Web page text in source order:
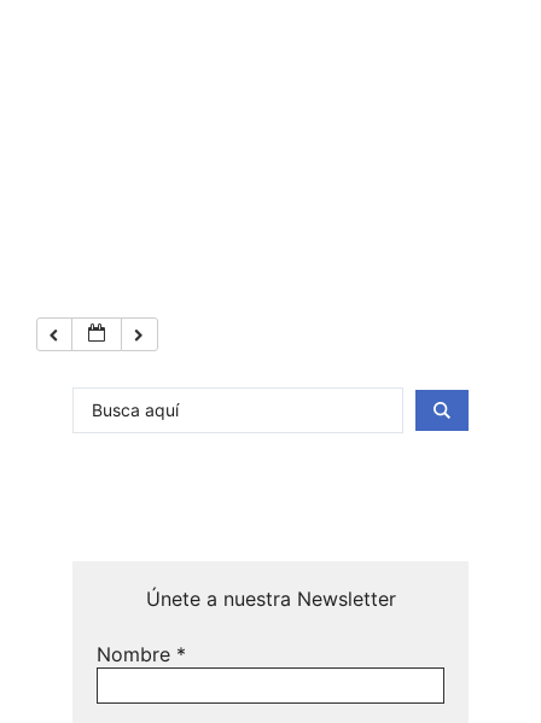
Únete a nuestra Newsletter
Nombre *